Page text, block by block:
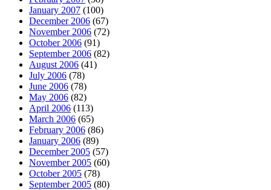
January 2007 (100)
December 2006 (67)
November 2006 (72)
October 2006 (91)
September 2006 (82)
August 2006 (41)
July 2006 (78)
June 2006 (78)
May 2006 (82)
April 2006 (113)
March 2006 (65)
February 2006 (86)
January 2006 (89)
December 2005 (57)
November 2005 (60)
October 2005 (78)
September 2005 (80)